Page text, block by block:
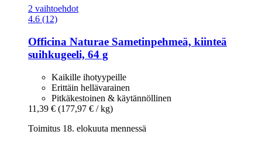
2 vaihtoehdot
4.6 (12)
Officina Naturae Sametinpehmeä, kiinteä
suihkugeeli, 64 g
Kaikille ihotyypeille
Erittäin hellävarainen
Pitkäkestoinen & käytännöllinen
11,39 € (177,97 € / kg)
Toimitus 18. elokuuta mennessä